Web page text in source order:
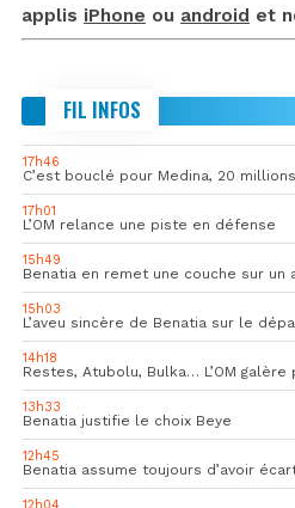
applis iPhone ou android et
FIL INFOS
17h46
C’est bouclé pour Medina, 20
17h01
L’OM relance une piste en défense
15h49
Benatia en remet une couche sur un
15h03
L’aveu sincère de Benatia sur le
14h18
13h33
Benatia justifie le choix Beye
12h45
Benatia assume toujours d’avoir
12h04